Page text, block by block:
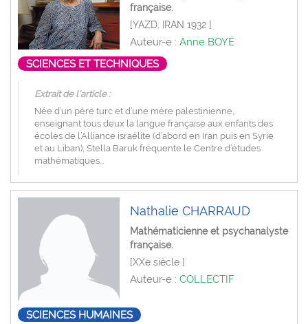
française.
[YAZD, IRAN 1932 ]
SCIENCES ET TECHNIQUES
Auteur-e : Anne BOYÉ
Extrait de l'article :
Née d’un père turc et d’une mère palestinienne,
enseignant tous deux la langue française aux enfants des
écoles de l’Alliance israélite (d’abord en Iran puis en Syrie
et au Liban), Stella Baruk fréquente le Centre d’études
mathématiques...
Nathalie CHARRAUD
Mathématicienne et psychanalyste
française.
[XXe siècle ]
SCIENCES HUMAINES
Auteur-e : COLLECTIF